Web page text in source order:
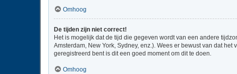
Omhoog
De tijden zijn niet correct!
Het is mogelijk dat de tijd die gegeven wordt van een andere
Amsterdam, New York, Sydney, enz.). Wees er bewust van dat
geregistreerd bent is dit een goed moment om dit te doen.
Omhoog